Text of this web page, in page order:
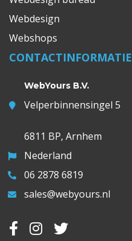
Webdesign
Webshops
CONTACTINFORMATIE
WebYours B.V.
Velperbinnensingel 5
6811 BP, Arnhem
Nederland
06 2878 6819
sales@webyours.nl